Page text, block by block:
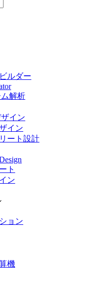
ルダー
解析
イン
イン
ート設計
ト
ン
ョン
機